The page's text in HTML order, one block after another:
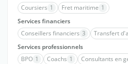
Coursiers 1 Fret maritime 1
Services financiers
Conseillers financiers 3 Transfert
Services professionnels
BPO 1 Coachs 1 Consultants en